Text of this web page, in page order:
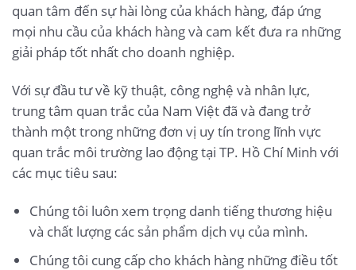
quan tâm đến sự hài lòng của khách hàng, đáp ứng
mọi nhu cầu của khách hàng và cam kết đưa ra những
giải pháp tốt nhất cho doanh nghiệp.
Với sự đầu tư về kỹ thuật, công nghệ và nhân lực,
trung tâm quan trắc của Nam Việt đã và đang trở
thành một trong những đơn vị uy tín trong lĩnh vực
quan trắc môi trường lao động tại TP. Hồ Chí Minh với
các mục tiêu sau:
Chúng tôi luôn xem trọng danh tiếng thương hiệu
và chất lượng các sản phẩm dịch vụ của mình.
Chúng tôi cung cấp cho khách hàng những điều tốt